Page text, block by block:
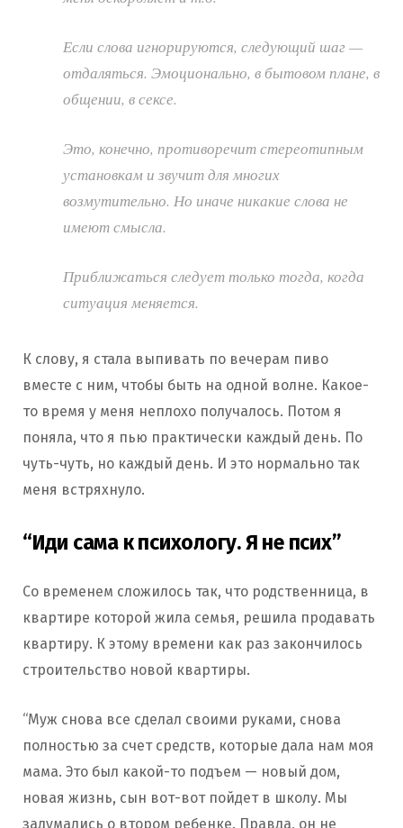
Если слова игнорируются, следующий шаг —
отдаляться. Эмоционально, в бытовом плане, в
общении, в сексе.
Это, конечно, противоречит стереотипным
установкам и звучит для многих
возмутительно. Но иначе никакие слова не
имеют смысла.
Приближаться следует только тогда, когда
ситуация меняется.
К слову, я стала выпивать по вечерам пиво
вместе с ним, чтобы быть на одной волне. Какое-
то время у меня неплохо получалось. Потом я
поняла, что я пью практически каждый день. По
чуть-чуть, но каждый день. И это нормально так
меня встряхнуло.
“Иди сама к психологу. Я не псих”
Со временем сложилось так, что родственница, в
квартире которой жила семья, решила продавать
квартиру. К этому времени как раз закончилось
строительство новой квартиры.
“Муж снова все сделал своими руками, снова
полностью за счет средств, которые дала нам моя
мама. Это был какой-то подъем — новый дом,
новая жизнь, сын вот-вот пойдет в школу. Мы
задумались о втором ребенке. Правда, он не